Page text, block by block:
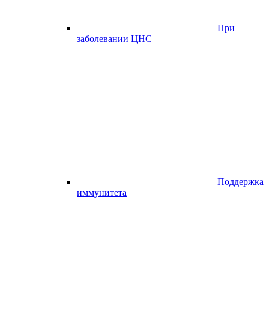
При
заболевании ЦНС
Поддержка
иммунитета